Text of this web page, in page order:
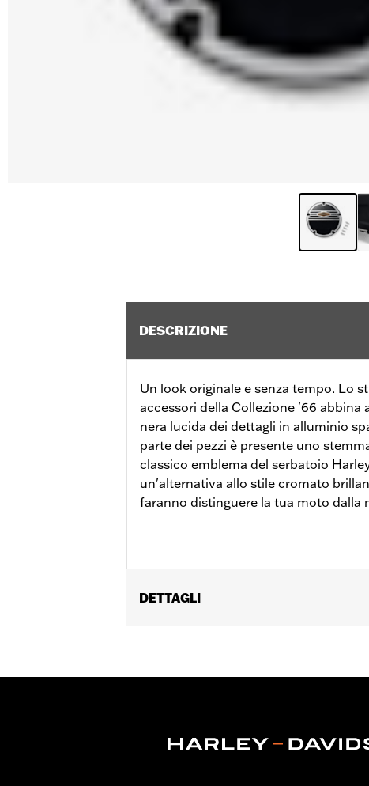
DESCRIZIONE
Un look originale e senza tempo. Lo
accessori della Collezione '66 abbina
nera lucida dei dettagli in alluminio
parte dei pezzi è presente uno
classico emblema del serbatoio
un'alternativa allo stile cromato
faranno distinguere la tua moto dalla
DETTAGLI
Istruzioni di installazione
GARANZIA:
La rimozione e l’installazione